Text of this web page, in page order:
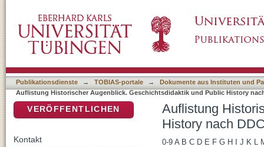
Publikationsdienste → TOBIAS-portale →
Dokumente aus Instituten und
Auflistung Historischer Augenblick. Geschichtsdidaktik und Public History
Auflistung
History nach
0-9 A B C D E F G H J K L
VERÖFFENTLICHEN
Kontakt